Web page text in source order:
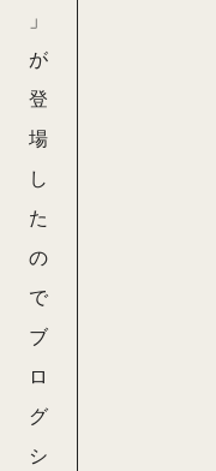
」
が
登
場
し
た
の
で
ブ
ロ
グ
シ